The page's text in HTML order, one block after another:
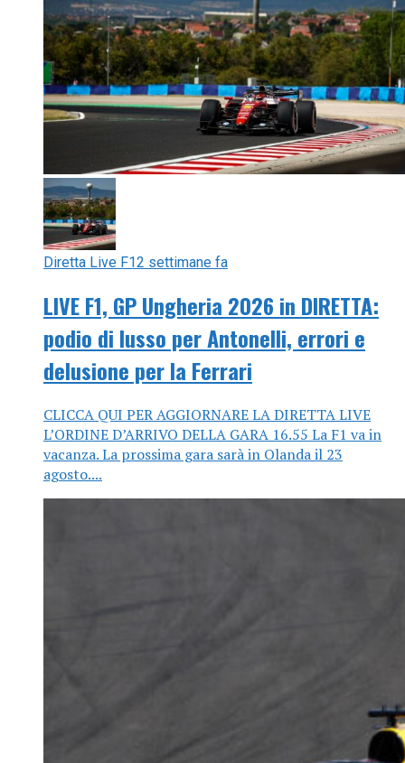
Diretta Live F12 settimane fa
LIVE F1, GP Ungheria 2026 in DIRETTA:
podio di lusso per Antonelli, errori e
delusione per la Ferrari
CLICCA QUI PER AGGIORNARE LA DIRETTA LIVE
L’ORDINE D’ARRIVO DELLA GARA 16.55 La F1 va in
vacanza. La prossima gara sarà in Olanda il 23
agosto....